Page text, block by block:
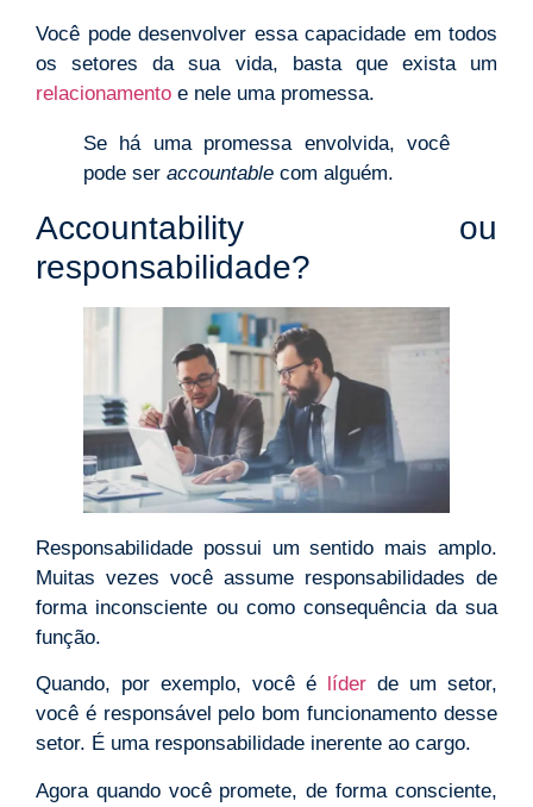
Você pode desenvolver essa capacidade em todos
os setores da sua vida, basta que exista um
relacionamento e nele uma promessa.
Se há uma promessa envolvida, você
pode ser accountable com alguém.
Accountability ou
responsabilidade?
Responsabilidade possui um sentido mais amplo.
Muitas vezes você assume responsabilidades de
forma inconsciente ou como consequência da sua
função.
Quando, por exemplo, você é líder de um setor,
você é responsável pelo bom funcionamento desse
setor. É uma responsabilidade inerente ao cargo.
Agora quando você promete, de forma consciente,